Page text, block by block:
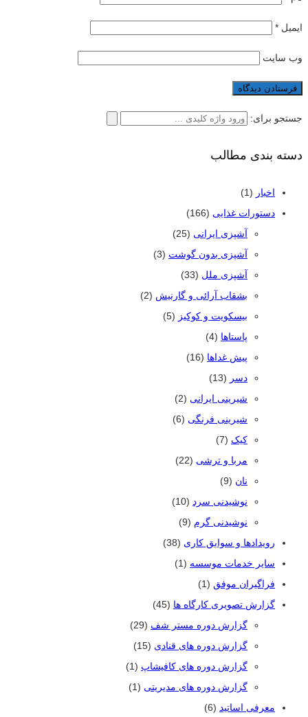
ایمیل *
وب‌ سایت
جستجو برای:
دسته بندی مطالب
اخبار (1)
دستورات غذایی (166)
آشپزی ایرانی (25)
آشپزی بدون گوشت (3)
آشپزی ملل (33)
بشقاب آرائی و گارنیش (2)
بیسکویت و کوکیز (5)
پاستاها (4)
پیش غداها (16)
دسر (13)
شیرینی ایرانی (2)
شیرینی فرنگی (6)
کیک (7)
مربا و ترشی (22)
نان (9)
نوشیدنی سرد (10)
نوشیدنی گرم (9)
رویدادها و سوابق کاری (38)
سایر خدمات موسسه (1)
فراگیران موفق (1)
گزارش تصویری کارگاه ها (45)
گزارش دوره مستر شف (29)
گزارش دوره های قنادی (15)
گزارش دوره های کافیشاپ (1)
گزارش دوره های مدیریتی (1)
معرفی اساتید (6)